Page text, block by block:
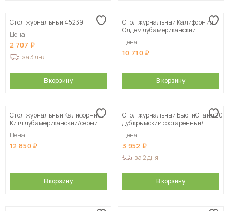
Стол журнальный 45239
Цена
2 707
за 3 дня
В корзину
Стол журнальный Калифорния
Олдем дуб американский
Цена
10 710
В корзину
Стол журнальный Калифорния
Китч дуб американский/серый
Цена
12 850
В корзину
Стол журнальный БьютиСтайл 20
дуб крымский состаренный/
Цена
3 952
за 2 дня
В корзину